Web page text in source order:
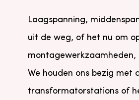
Laagspanning,
uit de weg, of het nu om
montagewerkzaamheden,
We houden ons bezig met
transformatorstations of